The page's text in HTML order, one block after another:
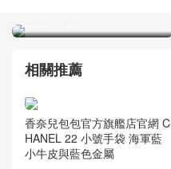
相關推薦
香奈兒包包官方旗艦店官網 C
HANEL 22 小號手袋 海軍藍
小牛皮與藍色金屬